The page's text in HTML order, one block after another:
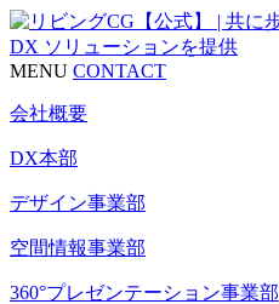
MENU CONTACT
会社概要
DX本部
デザイン事業部
空間情報事業部
360°プレゼンテーション事業部